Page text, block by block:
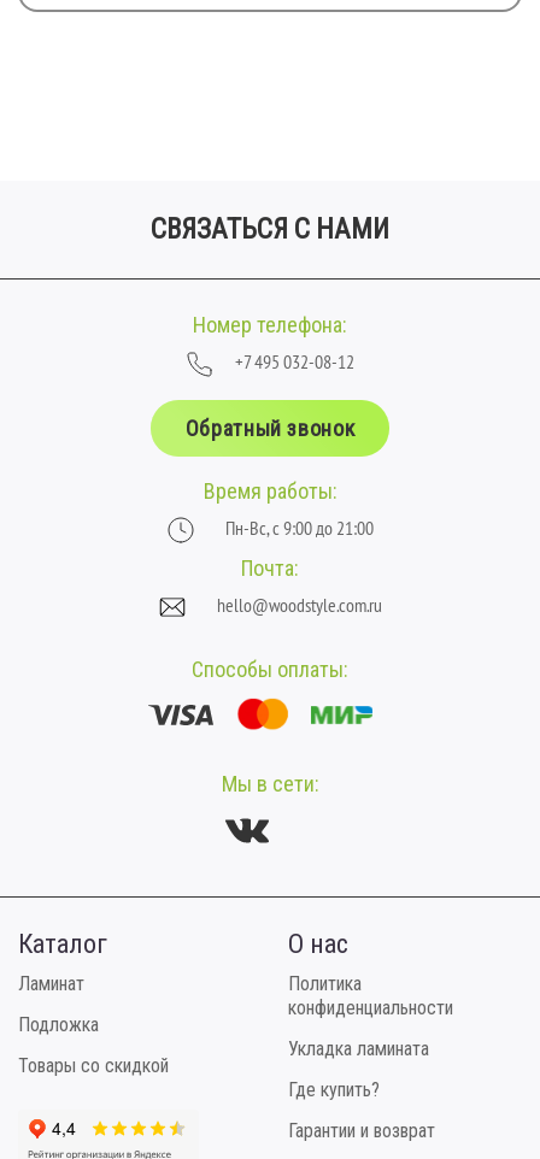
СВЯЗАТЬСЯ С НАМИ
Номер телефона:
+7 495 032-08-12
Обратный звонок
Время работы:
Пн-Вс, с 9:00 до 21:00
Почта:
hello@woodstyle.com.ru
Способы оплаты:
Мы в сети:
Каталог
Ламинат
Подложка
Товары со скидкой
О нас
Политика
конфиденциальности
Укладка ламината
Где купить?
Гарантии и возврат